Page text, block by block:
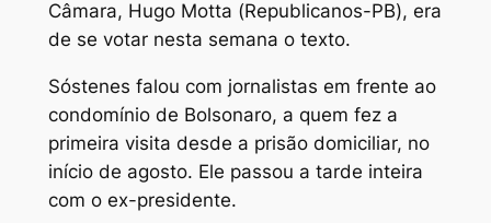
Câmara, Hugo Motta (Republicanos-PB), era
de se votar nesta semana o texto.
Sóstenes falou com jornalistas em frente ao
condomínio de Bolsonaro, a quem fez a
primeira visita desde a prisão domiciliar, no
início de agosto. Ele passou a tarde inteira
com o ex-presidente.